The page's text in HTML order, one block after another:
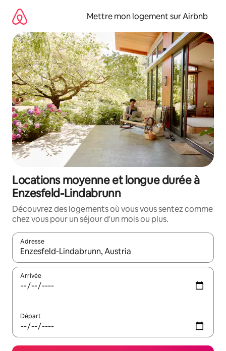
directement
contenu
Mettre mon logement sur Airbnb
Locations moyenne et longue durée à
Enzesfeld-Lindabrunn
Découvrez des logements où vous vous sentez comme
chez vous pour un séjour d'un mois ou plus.
Adresse
Lorsque les résultats s'affichent, utilisez les flèches vers le
Arrivée
Départ